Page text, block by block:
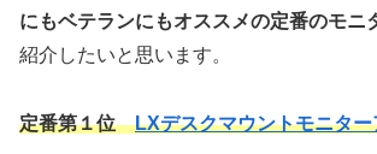
にもベテランにもオススメの定番のモニ
紹介したいと思います。
定番第１位LXデスクマウントモニター